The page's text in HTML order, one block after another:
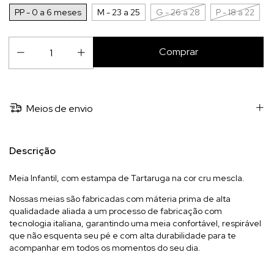
PP - 0 a 6 meses
M - 23 a 25 G - 26 a 28 P - 18 a 22
Meios de envio
Descrição
Meia Infantil, com estampa de Tartaruga na cor cru mescla.
Nossas meias são fabricadas com máteria prima de alta
qualidadade aliada a um processo de fabricação com
tecnologia italiana, garantindo uma meia confortável, respirável
que não esquenta seu pé e com alta durabilidade para te
acompanhar em todos os momentos do seu dia.